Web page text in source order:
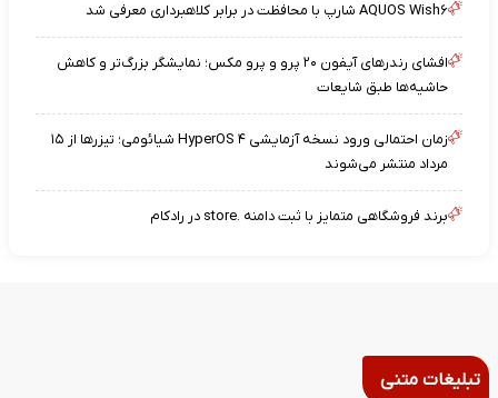
AQUOS Wish۶ شارپ با محافظت در برابر کلاهبرداری معرفی شد
افشای رندرهای آیفون ۲۰ پرو و پرو مکس؛ نمایشگر بزرگ‌تر و کاهش
حاشیه‌ها طبق شایعات
زمان احتمالی ورود نسخه آزمایشی HyperOS ۴ شیائومی؛ تیزرها از ۱۵
مرداد منتشر می‌شوند
برند فروشگاهی متمایز با ثبت دامنه .store در رادکام
تبلیغات متنی